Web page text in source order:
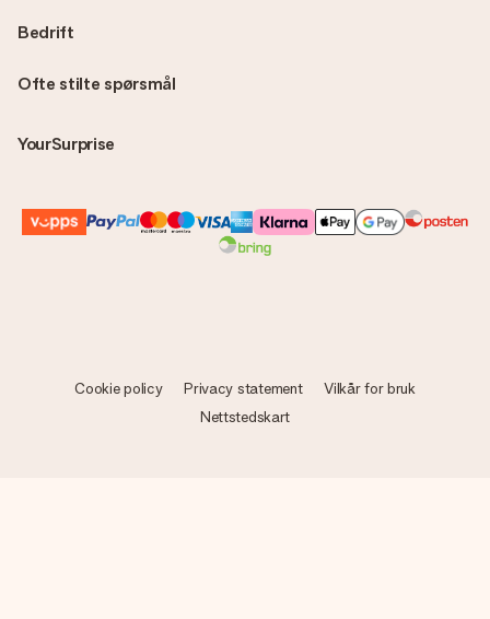
Ofte stilte spørsmål
YourSurprise
Bedrift
Cookie policy Privacy statement
Vilkår for bruk
Nettstedskart